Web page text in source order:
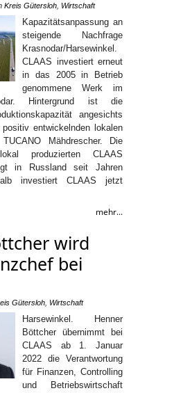
Kreis Gütersloh Wirtschaft
Kapazitätsanpassung an
steigende Nachfrage
Krasnodar/Harsewinkel.
CLAAS investiert erneut
in das 2005 in Betrieb
genommene Werk im
Hintergrund ist die
angesichts
entwickelnden lokalen
Mähdrescher. Die
produzierten CLAAS
in Russland seit Jahren
investiert CLAAS jetzt
mehr...
wird
bei
Gütersloh Wirtschaft
Harsewinkel. Henner
Böttcher übernimmt bei
CLAAS ab 1. Januar
2022 die Verantwortung
für Finanzen, Controlling
und Betriebswirtschaft